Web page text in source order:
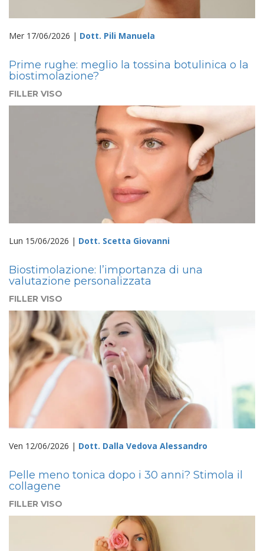
Mer 17/06/2026 | Dott. Pili Manuela
Prime rughe: meglio la tossina botulinica o la
biostimolazione?
FILLER VISO
Lun 15/06/2026 | Dott. Scetta Giovanni
Biostimolazione: l’importanza di una
valutazione personalizzata
FILLER VISO
Ven 12/06/2026 | Dott. Dalla Vedova Alessandro
Pelle meno tonica dopo i 30 anni? Stimola il
collagene
FILLER VISO